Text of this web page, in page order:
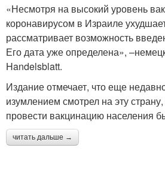
«Несмотря на высокий уровень
коронавирусом в Израиле
рассматривает возможность
Его дата уже определена»,
Handelsblatt.
Издание отмечает, что еще
изумлением смотрел на эту
провести вакцинацию населения
читать дальше →